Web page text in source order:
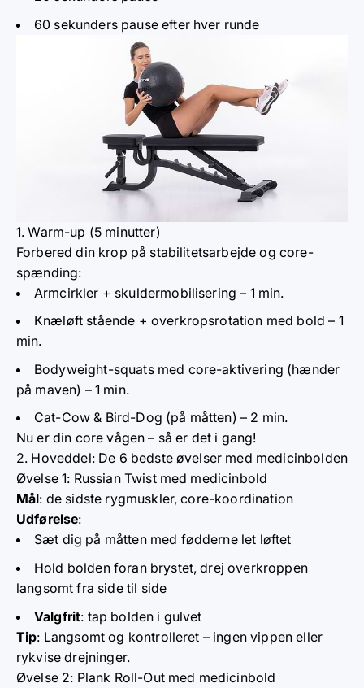
60 sekunders pause efter hver runde
1. Warm-up (5 minutter)
Forbered din krop på stabilitetsarbejde og core-
spænding:
Armcirkler + skuldermobilisering – 1 min.
Knæløft stående + overkropsrotation med bold – 1
min.
Bodyweight-squats med core-aktivering (hænder
på maven) – 1 min.
Cat-Cow & Bird-Dog (på måtten) – 2 min.
Nu er din core vågen – så er det i gang!
2. Hoveddel: De 6 bedste øvelser med medicinbolden
Øvelse 1: Russian Twist med medicinbold
Mål: de sidste rygmuskler, core-koordination
Udførelse:
Sæt dig på måtten med fødderne let løftet
Hold bolden foran brystet, drej overkroppen
langsomt fra side til side
Valgfrit: tap bolden i gulvet
Tip: Langsomt og kontrolleret – ingen vippen eller
rykvise drejninger.
Øvelse 2: Plank Roll-Out med medicinbold